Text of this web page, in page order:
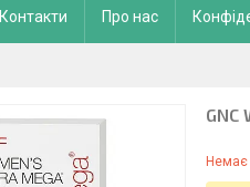
Контакти Про нас
Немає